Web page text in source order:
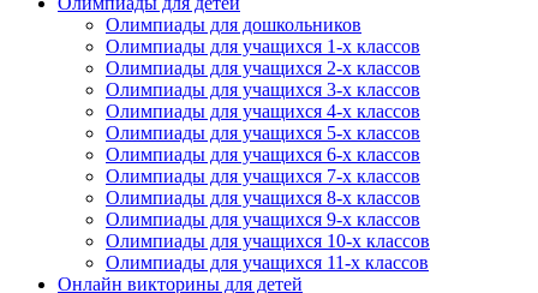
Олимпиады для дошкольников
Олимпиады для учащихся 1-х классов
Олимпиады для учащихся 2-х классов
Олимпиады для учащихся 3-х классов
Олимпиады для учащихся 4-х классов
Олимпиады для учащихся 5-х классов
Олимпиады для учащихся 6-х классов
Олимпиады для учащихся 7-х классов
Олимпиады для учащихся 8-х классов
Олимпиады для учащихся 9-х классов
Олимпиады для учащихся 10-х классов
Олимпиады для учащихся 11-х классов
Онлайн викторины для детей